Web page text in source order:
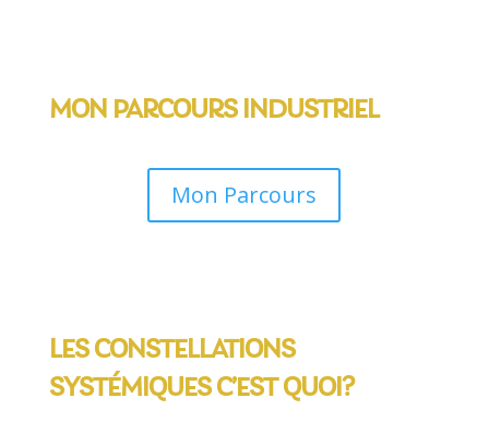
MON PARCOURS INDUSTRIEL
Mon Parcours
LES CONSTELLATIONS
SYSTÉMIQUES C’EST QUOI?